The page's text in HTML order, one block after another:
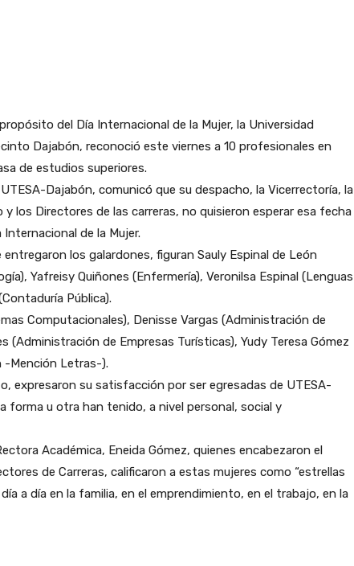
del Día Internacional de la Mujer, la Universidad
Dajabón, reconoció este viernes a 10 profesionales en
de estudios superiores.
Dajabón, comunicó que su despacho, la Vicerrectoría, la
y los Directores de las carreras, no quisieron esperar esa fecha
de la Mujer.
los galardones, figuran Sauly Espinal de León
Yafreisy Quiñones (Enfermería), Veronilsa Espinal (Lenguas
Pública).
Computacionales), Denisse Vargas (Administración de
(Administración de Empresas Turísticas), Yudy Teresa Gómez
-Mención Letras-).
expresaron su satisfacción por ser egresadas de UTESA-
forma u otra han tenido, a nivel personal, social y
Académica, Eneida Gómez, quienes encabezaron el
de Carreras, calificaron a estas mujeres como “estrellas
a día en la familia, en el emprendimiento, en el trabajo, en la